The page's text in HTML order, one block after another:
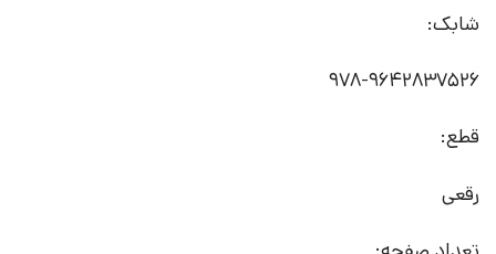
شابک:
978-9642837526
قطع:
رقعی